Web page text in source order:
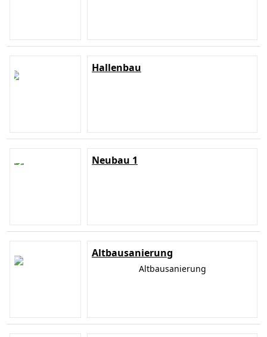
Hallenbau
Neubau 1
Altbausanierung
Altbausanierung